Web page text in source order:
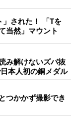
」された！ 「Tを
当然」マウント
み解けないズバ抜
本人初の銅メダル
つかかず撮影でき